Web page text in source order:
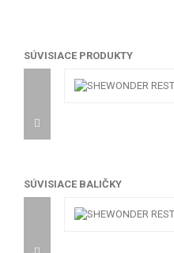
SÚVISIACE PRODUKTY
SÚVISIACE BALIČKY